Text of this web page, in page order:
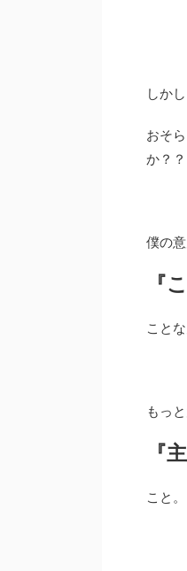
しか
おそ
か？？
僕の
『
こと
もっ
『
こと。